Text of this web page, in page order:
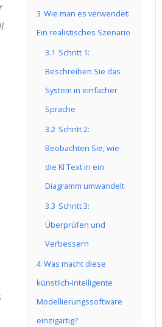
3 Wie man es verwendet:
Ein realistisches Szenario
3.1 Schritt 1:
Beschreiben Sie das
System in einfacher
Sprache
3.2 Schritt 2:
Beobachten Sie, wie
die KI Text in ein
Diagramm umwandelt
3.3 Schritt 3:
Überprüfen und
Verbessern
4 Was macht diese
künstlich-intelligente
Modellierungssoftware
einzigartig?